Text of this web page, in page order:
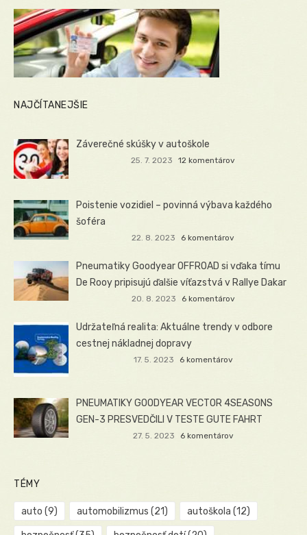
NAJČÍTANEJŠIE
Záverečné skúšky v autoškole
25. 7. 2023 12 komentárov
Poistenie vozidiel – povinná výbava každého
šoféra
22. 8. 2023 6 komentárov
Pneumatiky Goodyear OFFROAD si vďaka tímu
De Rooy pripisujú ďalšie víťazstvá v Rallye Dakar
20. 8. 2023 6 komentárov
Udržateľná realita: Aktuálne trendy v odbore
cestnej nákladnej dopravy
17. 5. 2023 6 komentárov
PNEUMATIKY GOODYEAR VECTOR 4SEASONS
GEN-3 PRESVEDČILI V TESTE GUTE FAHRT
27. 5. 2023 6 komentárov
TÉMY
auto (9) automobilizmus (21) autoškola (12)